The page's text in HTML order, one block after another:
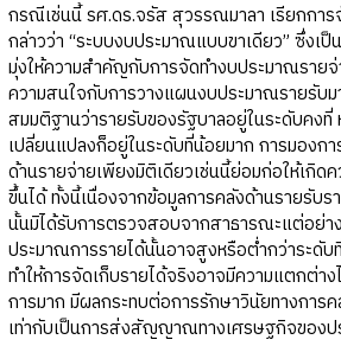
กรณีเช่นนี้ รศ.ดร.จรัส สุวรรณมาลา เรียกกา
กล่าวว่า “ระบบงบประมาณแบบขาเดียว” ซึ่งเ
มุ่งให้ความสำคัญกับการจัดทำงบประมาณราย
ความสนใจกับการวางแผนงบประมาณรายรับ
สมมติฐานว่ารายรับของรัฐบาลอยู่ในระดับคงที่
เปลี่ยนแปลงก็อยู่ในระดับที่น้อยมาก การมองก
ด้านรายจ่ายเพียงมิติเดียวเช่นนี้ย่อมก่อให้เกิด
ขึ้นได้ ทั้งนี้เนื่องจากข้อมูลการคลังด้านรายรับร
นั้นมิได้รับการตรวจสอบจากสาธารณะแต่อย่า
ประมาณการรายได้นั้นอาจสูงหรือต่ำกว่าระดับ
ทำให้การจัดเก็บรายได้จริงอาจมีความแตกต่า
การมาก มีผลกระทบต่อการรักษาวินัยทางการ
เท่ากับเป็นการส่งสัญญาณทางเศรษฐกิจของป